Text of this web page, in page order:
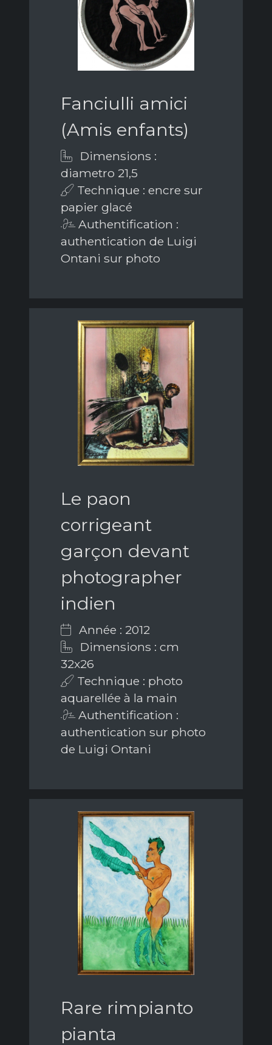
Fanciulli amici
(Amis enfants)
Dimensions :
diametro 21,5
Technique : encre sur
papier glacé
Authentification :
authentication de Luigi
Ontani sur photo
Le paon
corrigeant
garçon devant
photographer
indien
Année : 2012
Dimensions : cm
32x26
Technique : photo
aquarellée à la main
Authentification :
authentication sur photo
de Luigi Ontani
Rare rimpianto
pianta